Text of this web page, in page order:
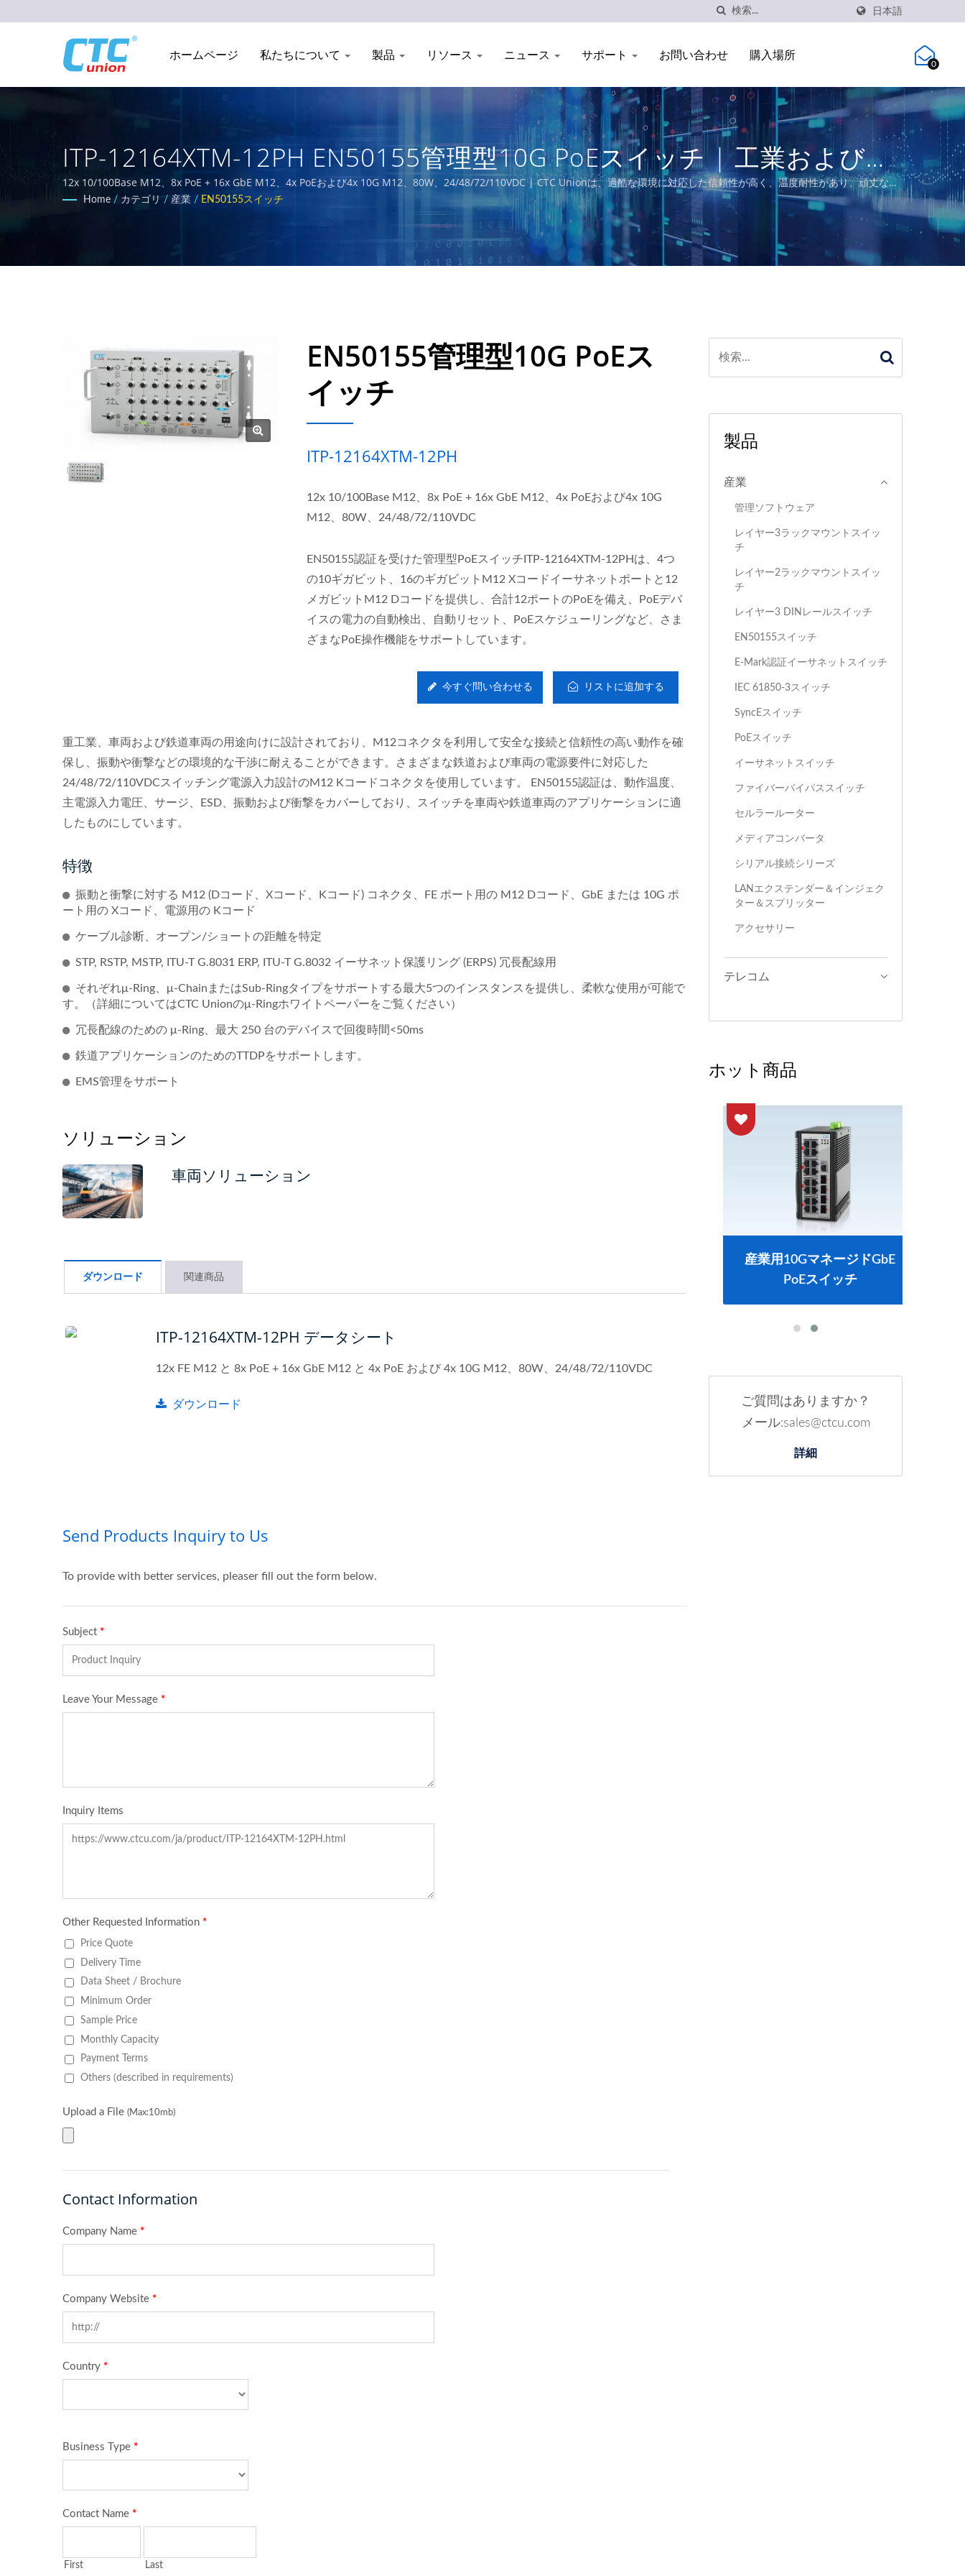
日本語
ホームページ 私たちについて 製品 リソース ニュース サポート お問い合わせ 購入場所
0
ITP-12164XTM-12PH EN50155管理型10G PoEスイッチ | 工業および通
信ネットワーク機器メーカー | CTC Union
12x 10/100Base M12、8x PoE + 16x GbE M12、4x PoEおよび4x 10G M12、80W、24/48/72/110VDC | CTC Unionは、過酷な環境に対応した信頼性が高く、温度耐性があり、頑丈な産
業用ネットワーキングソリューションの提供に取り組んでいます。私たちの包括的な製品ポートフォリオには、L3/L2マネージドスイッチ、PoEソリューション、および鉄道、電力ユーテ
ィリティ、輸送、ネットワークのEN50155、IEC 61850-3、E-Mark要件を満たす認定イーサネットスイッチが含まれています。
Home / カテゴリ / 産業 / EN50155スイッチ
EN50155管理型10G PoEス
イッチ
ITP-12164XTM-12PH
12x 10/100Base M12、8x PoE + 16x GbE M12、4x PoEおよび4x 10G
M12、80W、24/48/72/110VDC
EN50155認証を受けた管理型PoEスイッチITP-12164XTM-12PHは、4つ
の10ギガビット、16のギガビットM12 Xコードイーサネットポートと12
メガビットM12 Dコードを提供し、合計12ポートのPoEを備え、PoEデバ
イスの電力の自動検出、自動リセット、PoEスケジューリングなど、さま
ざまなPoE操作機能をサポートしています。
リストに追加する
今すぐ問い合わせる
重工業、車両および鉄道車両の用途向けに設計されており、M12コネクタを利用して安全な接続と信頼性の高い動作を確
保し、振動や衝撃などの環境的な干渉に耐えることができます。さまざまな鉄道および車両の電源要件に対応した
24/48/72/110VDCスイッチング電源入力設計のM12 Kコードコネクタを使用しています。 EN50155認証は、動作温度、
主電源入力電圧、サージ、ESD、振動および衝撃をカバーしており、スイッチを車両や鉄道車両のアプリケーションに適
したものにしています。
特徴
振動と衝撃に対する M12 (Dコード、Xコード、Kコード) コネクタ、FE ポート用の M12 Dコード、GbE または 10G ポ
ート用の Xコード、電源用の Kコード
ケーブル診断、オープン/ショートの距離を特定
STP, RSTP, MSTP, ITU-T G.8031 ERP, ITU-T G.8032 イーサネット保護リング (ERPS) 冗長配線用
それぞれμ-Ring、μ-ChainまたはSub-Ringタイプをサポートする最大5つのインスタンスを提供し、柔軟な使用が可能で
す。（詳細についてはCTC Unionのμ-Ringホワイトペーパーをご覧ください）
冗長配線のための μ-Ring、最大 250 台のデバイスで回復時間<50ms
鉄道アプリケーションのためのTTDPをサポートします。
EMS管理をサポート
ソリューション
車両ソリューション
ダウンロード 関連商品
ITP-12164XTM-12PH データシート
12x FE M12 と 8x PoE + 16x GbE M12 と 4x PoE および 4x 10G M12、80W、24/48/72/110VDC
ダウンロード
製品
産業
管理ソフトウェア
レイヤー3ラックマウントスイッ
チ
レイヤー2ラックマウントスイッ
チ
レイヤー3 DINレールスイッチ
EN50155スイッチ
E-Mark認証イーサネットスイッチ
IEC 61850-3スイッチ
SyncEスイッチ
PoEスイッチ
イーサネットスイッチ
ファイバーバイパススイッチ
セルラールーター
メディアコンバータ
シリアル接続シリーズ
LANエクステンダー＆インジェク
ター＆スプリッター
アクセサリー
テレコム
ホット商品
L2+マネージドPoEスイッチ
産業用10GマネージドGbE
PoEスイッチ
ご質問はありますか？
メール:sales@ctcu.com
詳細